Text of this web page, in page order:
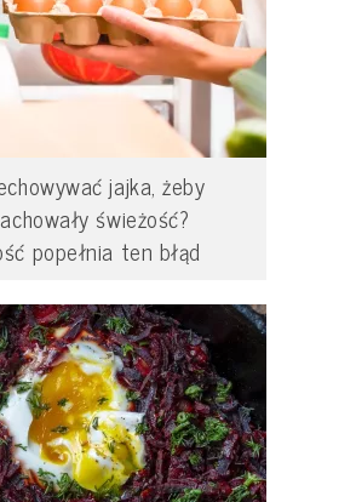
jajka, żeby
świeżość?
popełnia ten błąd